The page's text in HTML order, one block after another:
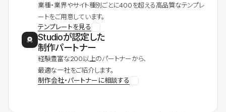
業種・業界やサイト種別ごとに400を超える高品質なテンプレ
ートをご用意しています。
テンプレートを見る
Studioが認定した
制作パートナー
経験豊富な200以上のパートナーから、
最適な一社をご紹介します。
制作会社・パートナーに相談する